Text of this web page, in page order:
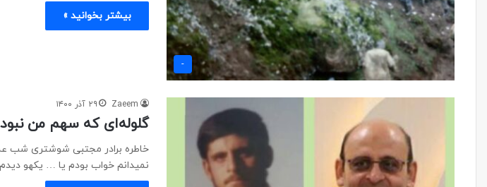
-
بیشتر بخوانید »
Zaeem ۲۹ آذر ۱۴۰۰
گلوله‌ای که سهم من نبود
نمیدانم خواب بودم یا … یکهو